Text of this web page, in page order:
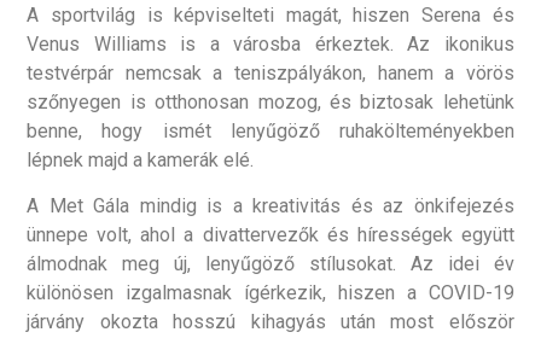
A sportvilág is képviselteti magát, hiszen Serena és
Venus Williams is a városba érkeztek. Az ikonikus
testvérpár nemcsak a teniszpályákon, hanem a vörös
szőnyegen is otthonosan mozog, és biztosak lehetünk
benne, hogy ismét lenyűgöző ruhakölteményekben
lépnek majd a kamerák elé.
A Met Gála mindig is a kreativitás és az önkifejezés
ünnepe volt, ahol a divattervezők és hírességek együtt
álmodnak meg új, lenyűgöző stílusokat. Az idei év
különösen izgalmasnak ígérkezik, hiszen a COVID-19
járvány okozta hosszú kihagyás után most először